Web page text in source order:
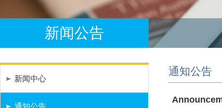
新闻公告
新闻中心
通知公告